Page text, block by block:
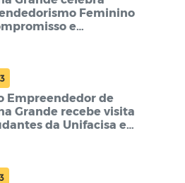
Feminino
e
Empreendedor de
Grande recebe visita
da Unifacisa e